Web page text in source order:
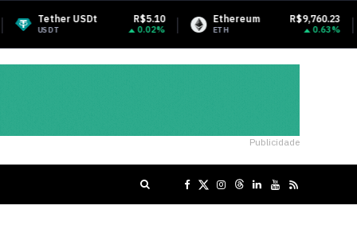
R$5.10
0.02%
Ethereum R$9,760.23
ETH 0.63%
BNB
BNB
Publicidade